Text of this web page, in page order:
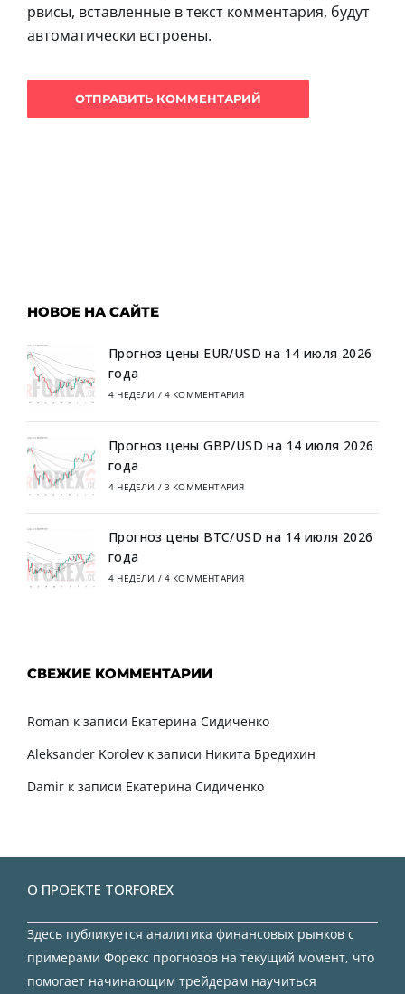
рвисы, вставленные в текст комментария, будут
автоматически встроены.
НОВОЕ НА САЙТЕ
Прогноз цены EUR/USD на 14 июля 2026
года
4 НЕДЕЛИ / 4 КОММЕНТАРИЯ
Прогноз цены GBP/USD на 14 июля 2026
года
4 НЕДЕЛИ / 3 КОММЕНТАРИЯ
Прогноз цены BTC/USD на 14 июля 2026
года
4 НЕДЕЛИ / 4 КОММЕНТАРИЯ
СВЕЖИЕ КОММЕНТАРИИ
Roman к записи Екатерина Сидиченко
Aleksander Korolev к записи Никита Бредихин
Damir к записи Екатерина Сидиченко
О ПРОЕКТЕ TORFOREX
Здесь публикуется аналитика финансовых рынков с
примерами Форекс прогнозов на текущий момент, что
помогает начинающим трейдерам научиться